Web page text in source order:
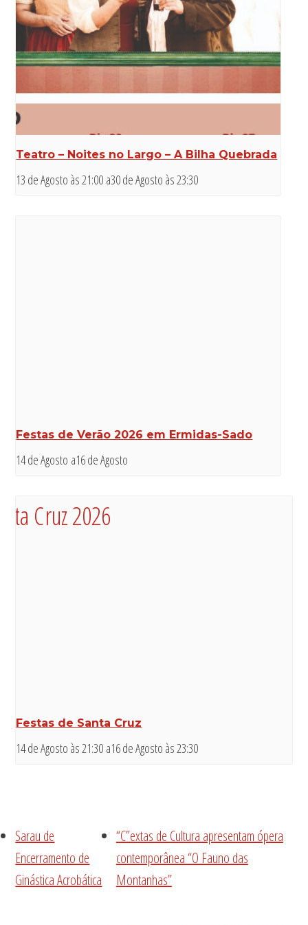
Teatro – Noites no Largo – A Bilha Quebrada
13 de Agosto às 21:00 a30 de Agosto às 23:30
Festas de Verão 2026 em Ermidas-Sado
14 de Agosto a16 de Agosto
Festas de Santa Cruz
14 de Agosto às 21:30 a16 de Agosto às 23:30
Sarau de
Encerramento de
Ginástica Acrobática
“C”extas de Cultura apresentam ópera
contemporânea “O Fauno das
Montanhas”